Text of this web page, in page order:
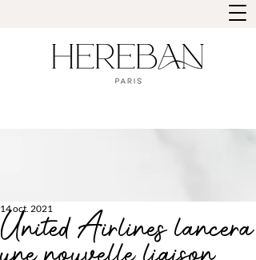
United Airlines lancera
14 oct. 2021